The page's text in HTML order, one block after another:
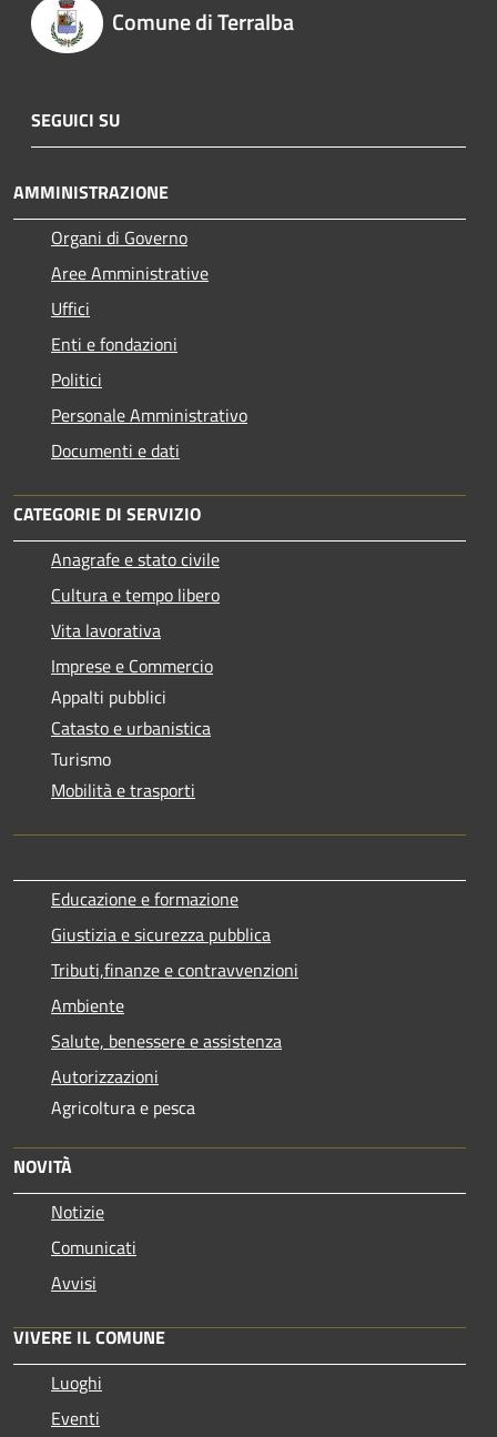
Comune di Terralba
SEGUICI SU
AMMINISTRAZIONE
Organi di Governo
Aree Amministrative
Uffici
Enti e fondazioni
Politici
Personale Amministrativo
Documenti e dati
CATEGORIE DI SERVIZIO
Anagrafe e stato civile
Cultura e tempo libero
Vita lavorativa
Imprese e Commercio
Appalti pubblici
Catasto e urbanistica
Turismo
Mobilità e trasporti
Educazione e formazione
Giustizia e sicurezza pubblica
Tributi,finanze e contravvenzioni
Ambiente
Salute, benessere e assistenza
Autorizzazioni
Agricoltura e pesca
NOVITÀ
Notizie
Comunicati
Avvisi
VIVERE IL COMUNE
Luoghi
Eventi